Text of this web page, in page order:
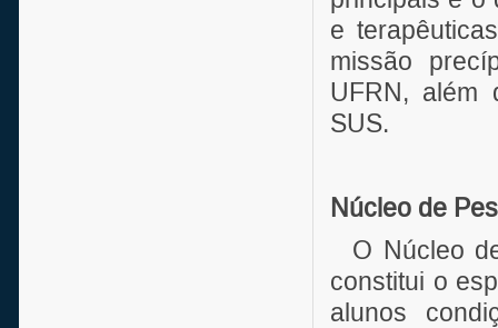
e
missão
UFRN, além
SUS.
Núcleo de
O Núcleo
constitui o
alunos